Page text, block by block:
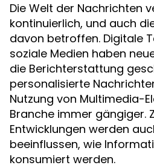
Die Welt der Nachrichten
kontinuierlich, und auch
davon betroffen. Digitale
soziale Medien haben
die Berichterstattung
personalisierte
Nutzung von Multimedia-
Branche immer gängiger.
Entwicklungen werden
beeinflussen, wie
konsumiert werden.